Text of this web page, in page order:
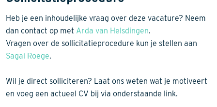
Heb je een inhoudelijke vraag over deze vacature? Neem
dan contact op met Arda van Helsdingen.
Vragen over de sollicitatieprocedure kun je stellen aan
Sagai Roege.
Wil je direct solliciteren? Laat ons weten wat je motiveert
en voeg een actueel CV bij via onderstaande link.